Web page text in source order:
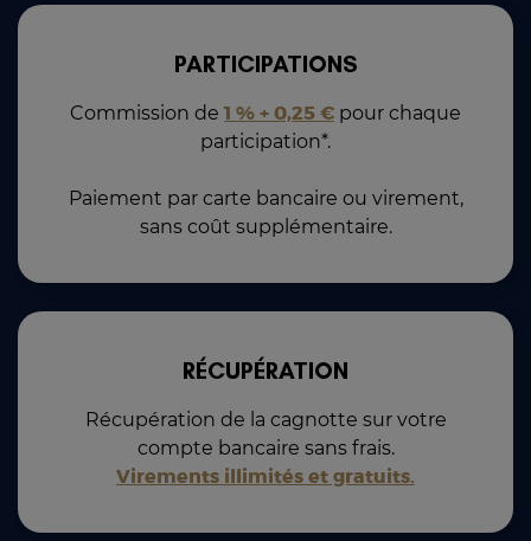
PARTICIPATIONS
Commission de 1 % + 0,25 € pour chaque
participation*.
Paiement par carte bancaire ou virement,
sans coût supplémentaire.
RÉCUPÉRATION
Récupération de la cagnotte sur votre
compte bancaire sans frais.
Virements illimités et gratuits.